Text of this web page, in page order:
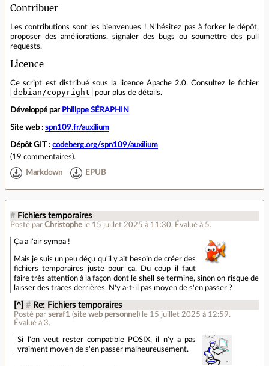
Contribuer
Les contributions sont les bienvenues ! N'hésitez pas à forker le dépôt,
proposer des améliorations, signaler des bugs ou soumettre des pull
requests.
Licence
Ce script est distribué sous la licence Apache 2.0. Consultez le fichier
debian/copyright pour plus de détails.
Développé par Philippe SÉRAPHIN
Site web : spn109.fr/auxilium
Dépôt GIT : codeberg.org/spn109/auxilium
(19 commentaires).
Markdown EPUB
# Fichiers temporaires
Posté par Christophe le 15 juillet 2025 à 11:30. Évalué à 5.
Ça a l'air sympa !
Mais je suis un peu déçu qu'il y ait besoin de créer des
fichiers temporaires juste pour ça. Du coup il faut
faire très attention à la façon dont le shell se termine, sinon on risque de
laisser des traces derrières. N'y a-t-il pas moyen de s'en passer ?
[^] # Re: Fichiers temporaires
Posté parseraf1 (site web personnel ) le 15 juillet 2025 à 12:59.
Évalué à 3.
Si l'on veut rester compatible POSIX, il n'y a pas
vraiment moyen de s'en passer malheureusement.